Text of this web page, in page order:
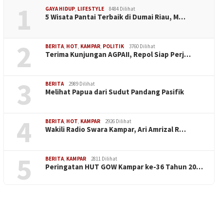
1 GAYA HIDUP, LIFESTYLE 8484 Dilihat
5 Wisata Pantai Terbaik di Dumai Riau, M…
2 BERITA, HOT, KAMPAR, POLITIK 3760 Dilihat
Terima Kunjungan AGPAII, Repol Siap Perj…
3 BERITA 2989 Dilihat
Melihat Papua dari Sudut Pandang Pasifik
4 BERITA, HOT, KAMPAR 2926 Dilihat
Wakili Radio Swara Kampar, Ari Amrizal R…
5 BERITA, KAMPAR 2811 Dilihat
Peringatan HUT GOW Kampar ke-36 Tahun 20…